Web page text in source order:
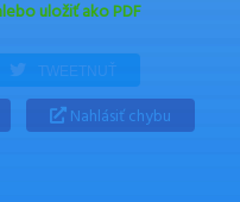
uložiť ako PDF
TWEETNUŤ
Nahlásiť chybu